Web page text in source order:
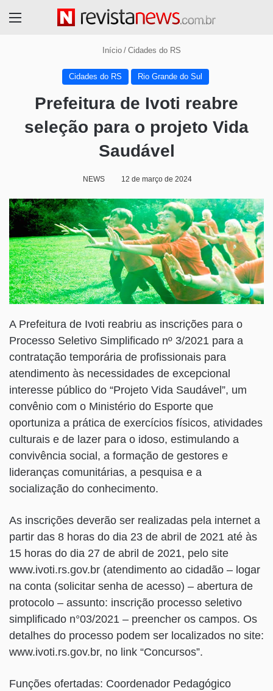
Início / Cidades do RS
Cidades do RS Rio Grande do Sul
Prefeitura de Ivoti reabre
seleção para o projeto Vida
Saudável
NEWS 12 de março de 2024
A Prefeitura de Ivoti reabriu as inscrições para o
Processo Seletivo Simplificado nº 3/2021 para a
contratação temporária de profissionais para
atendimento às necessidades de excepcional
interesse público do “Projeto Vida Saudável”, um
convênio com o Ministério do Esporte que
oportuniza a prática de exercícios físicos, atividades
culturais e de lazer para o idoso, estimulando a
convivência social, a formação de gestores e
lideranças comunitárias, a pesquisa e a
socialização do conhecimento.
As inscrições deverão ser realizadas pela internet a
partir das 8 horas do dia 23 de abril de 2021 até às
15 horas do dia 27 de abril de 2021, pelo site
www.ivoti.rs.gov.br (atendimento ao cidadão – logar
na conta (solicitar senha de acesso) – abertura de
protocolo – assunto: inscrição processo seletivo
simplificado n°03/2021 – preencher os campos. Os
detalhes do processo podem ser localizados no site:
www.ivoti.rs.gov.br, no link “Concursos”.
Funções ofertadas: Coordenador Pedagógico